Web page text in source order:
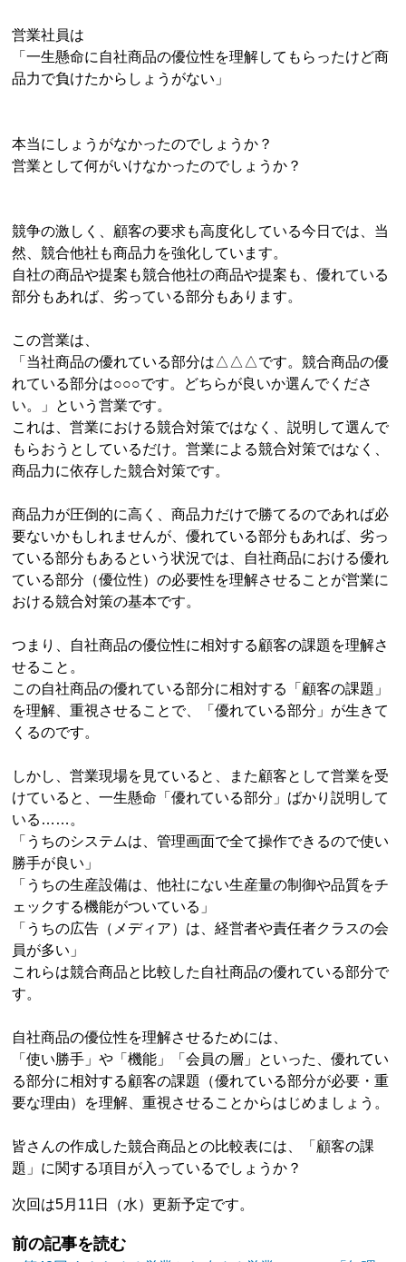
営業社員は
「一生懸命に自社商品の優位性を理解してもらったけど商
品力で負けたからしょうがない」
本当にしょうがなかったのでしょうか？
営業として何がいけなかったのでしょうか？
競争の激しく、顧客の要求も高度化している今日では、当
然、競合他社も商品力を強化しています。
自社の商品や提案も競合他社の商品や提案も、優れている
部分もあれば、劣っている部分もあります。
この営業は、
「当社商品の優れている部分は△△△です。競合商品の優
れている部分は○○○です。どちらが良いか選んでくださ
い。」という営業です。
これは、営業における競合対策ではなく、説明して選んで
もらおうとしているだけ。営業による競合対策ではなく、
商品力に依存した競合対策です。
商品力が圧倒的に高く、商品力だけで勝てるのであれば必
要ないかもしれませんが、優れている部分もあれば、劣っ
ている部分もあるという状況では、自社商品における優れ
ている部分（優位性）の必要性を理解させることが営業に
おける競合対策の基本です。
つまり、自社商品の優位性に相対する顧客の課題を理解さ
せること。
この自社商品の優れている部分に相対する「顧客の課題」
を理解、重視させることで、「優れている部分」が生きて
くるのです。
しかし、営業現場を見ていると、また顧客として営業を受
けていると、一生懸命「優れている部分」ばかり説明して
いる……。
「うちのシステムは、管理画面で全て操作できるので使い
勝手が良い」
「うちの生産設備は、他社にない生産量の制御や品質をチ
ェックする機能がついている」
「うちの広告（メディア）は、経営者や責任者クラスの会
員が多い」
これらは競合商品と比較した自社商品の優れている部分で
す。
自社商品の優位性を理解させるためには、
「使い勝手」や「機能」「会員の層」といった、優れてい
る部分に相対する顧客の課題（優れている部分が必要・重
要な理由）を理解、重視させることからはじめましょう。
皆さんの作成した競合商品との比較表には、「顧客の課
題」に関する項目が入っているでしょうか？
次回は5月11日（水）更新予定です。
前の記事を読む